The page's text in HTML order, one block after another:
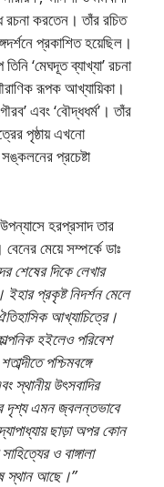
রচনা করতেন। তাঁর রচিত
প্রকাশিত হয়েছিল।
‘মেঘদূত ব্যাখ্যা’ রচনা
রূপক আখ্যায়িকা।
এবং ‘বৌদ্ধধর্ম’। তাঁর
পৃষ্ঠায় এখনাে
প্রচেষ্টা
হরপ্রসাদ তার
মেয়ে সম্পর্কে ডাঃ
শেষের দিকে লেখার
প্রকৃষ্ট নিদর্শন মেলে
ঐতিহাসিক আখ্যাচিত্রে।
হইলেও পরিবেশ
পশ্চিমবঙ্গে
স্থানীয় উৎসবাদির
দৃশ্য এমন জ্বলন্তভাবে
ছাড়া অপর কোন
ও বাঙ্গালা
স্থান আছে।”